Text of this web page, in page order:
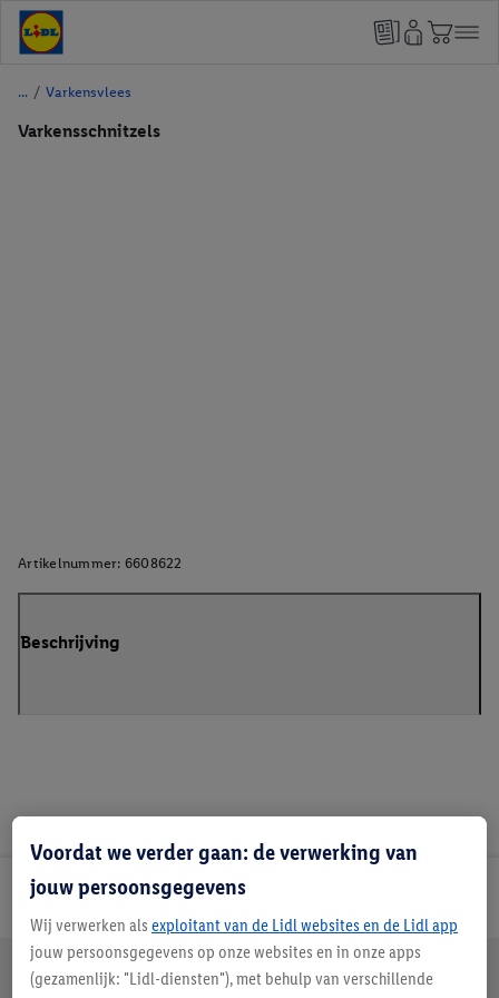
/ Varkensvlees
Varkensschnitzels
Artikelnummer: 6608622
Beschrijving
Lidl Nieuwsbrief
Jouw voordelen bij ons als Lidl webshop klant
Gratis retourneren Veilig winkelen
Voordat we verder gaan: de verwerking van
jouw persoonsgegevens
Wij verwerken als exploitant van de Lidl websites en de Lidl app
jouw persoonsgegevens op onze websites en in onze apps
(gezamenlijk: "Lidl-diensten"), met behulp van verschillende